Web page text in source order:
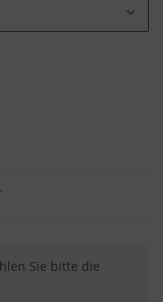
Sie bitte die